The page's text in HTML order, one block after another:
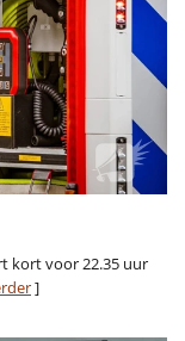
kort voor 22.35 uur
]